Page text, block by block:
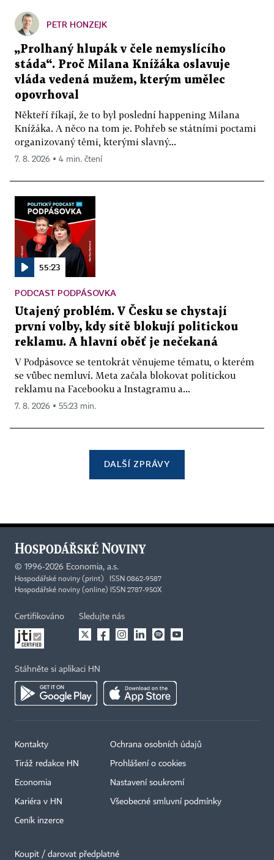
PETR HONZEJK
„Prolhaný hlupák v čele nemyslícího
stáda“. Proč Milana Knížáka oslavuje
vláda vedená mužem, kterým umělec
opovrhoval
Někteří říkají, že to byl poslední happening Milana
Knížáka. A něco na tom je. Pohřeb se státními poctami
organizovaný těmi, kterými slavný...
7. 8. 2026 ▪ 4 min. čtení
55:23
PODCAST PODPÁSOVKA
Utajený problém. V Česku se chystají
první volby, kdy sítě blokují politickou
reklamu. A hlavní oběť je nečekaná
V Podpásovce se tentokrát věnujeme tématu, o kterém
se vůbec nemluví. Meta začala blokovat politickou
reklamu na Facebooku a Instagramu a...
7. 8. 2026 ▪ 55:23 min.
DALŠÍ ZPRÁVY
© 1996-2026 Economia, a.s.
Hospodářské noviny (print) ISSN 0862-9587
Hospodářské noviny (online) ISSN 2787-950X
Certifikováno Sledujte nás
Stáhněte si aplikaci HN
Kontakty
Tiráž redakce HN
Economia
Kariéra v HN
Ceník inzerce
Ochrana osobních údajů
Prohlášení o cookies
Nastavení soukromí
Všeobecné smluvní podmínky
Koupit / darovat předplatné